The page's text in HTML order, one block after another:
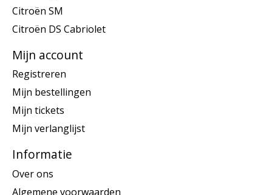
Citroën SM
Citroën DS Cabriolet
Mijn account
Registreren
Mijn bestellingen
Mijn tickets
Mijn verlanglijst
Informatie
Over ons
Algemene voorwaarden